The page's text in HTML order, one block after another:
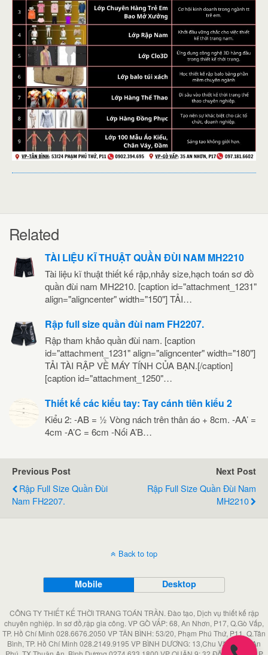
Related
TÀI LIỆU KĨ THUẬT QUẦN ĐÙI NAM MH2210
Tài liệu kĩ thuật thiết kế rập,nhảy size,hạch toán sơ đồ
quần đùi nam MH2210. [caption id="attachment_1231"
align="aligncenter" width="150"] TẢI…
Rập full size quần đùi nam FH2207.
Rập tham khảo quần đùi nam. [caption
id="attachment_1231" align="aligncenter" width="180"]
TẢI TÀI RẬP VỀ MÁY TÍNH CỦA BẠN.[/caption]
[caption id="attachment_1250"…
Thiết kế các kiểu tay: Tay cánh tiên kiểu 2
Kiểu 2: -AB = ½ Vòng nách trên thân áo + 8cm. -AA’ =
4cm -A’C = 6cm -Nối A’B…
Previous Post
Rập Full Size Quần Đùi
Nam FH2207.
Next Post
Rập Full Size Quần Đùi Nam
MH2210
Back to top
Mobile Desktop
CÔNG TY THIẾT KẾ THỜI TRANG TOÁN TRẦN. Đào tạo, Dịch vụ thiết kế rập
chuyên nghiệp. In sơ đồ,rập gia công. VP GÒ VẤP: 68, An Nhơn, P17, Q.Gò Vấp,
TP. Hồ Chí Minh 028.6676.2050 VP TÂN BÌNH: 53/20, Phạm Phú Thứ, P11, Q.Tân
Bình, TP. Hồ Chí Minh 028.2149.9195 VP BÌNH DƯƠNG: 13,Chu Văn An, P An